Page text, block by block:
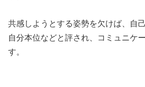
共感しようとする姿勢を欠けば、自
自分本位などと評され、コミュニケ
す。